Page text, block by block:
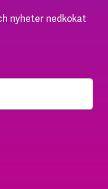
nyheter nedkokat